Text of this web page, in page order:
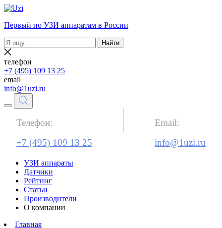
Первый по УЗИ аппаратам в России
Найти
телефон
+7 (495) 109 13 25
email
info@1uzi.ru
Телефон:
+7 (495) 109 13 25
Email:
info@1uzi.ru
УЗИ аппараты
Датчики
Рейтинг
Статьи
Производители
О компании
Главная